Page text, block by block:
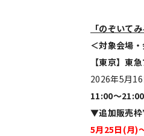
「のぞいて
＜対象会場
【東京】東
2026年5月
11:00〜
▼追加販売
5月25日(月)